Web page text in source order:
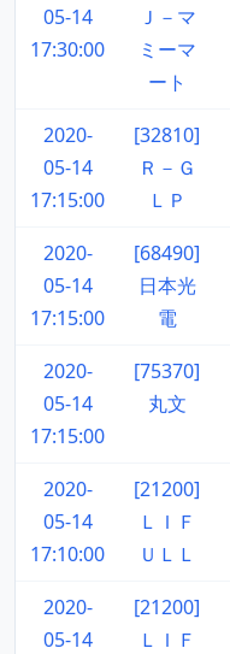
05-14
17:30:00
Ｊ－マ
ミーマ
ート
2020-
05-14
17:15:00
[32810]
Ｒ－Ｇ
ＬＰ
2020-
05-14
17:15:00
[68490]
日本光
電
2020-
05-14
17:15:00
[75370]
丸文
2020-
05-14
17:10:00
[21200]
ＬＩＦ
ＵＬＬ
2020-
05-14
[21200]
ＬＩＦ